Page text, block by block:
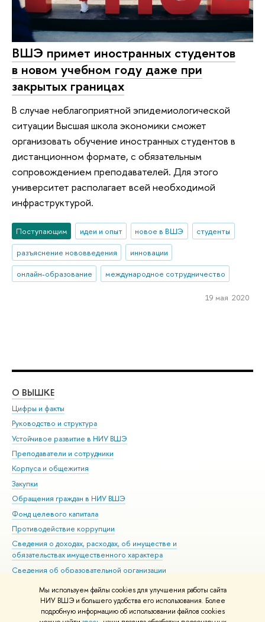
Мы используем файлы cookies для улучшения работы сайта
НИУ ВШЭ и большего удобства его использования. Более
подробную информацию об использовании файлов cookies
ВШЭ примет иностранных студентов
в новом учебном году даже при
закрытых границах
В случае неблагоприятной эпидемиологической
ситуации Высшая школа экономики сможет
организовать обучение иностранных студентов в
дистанционном формате, с обязательным
сопровождением преподавателей. Для этого
университет располагает всей необходимой
инфраструктурой.
Поступающим идеи и опыт новое в ВШЭ
студенты
разъяснение нововведения
инновации
онлайн-образование
международное сотрудничество
19 мая 2020
О ВЫШКЕ
Цифры и факты
Руководство и структура
Устойчивое развитие в НИУ ВШЭ
Преподаватели и сотрудники
Корпуса и общежития
Закупки
Обращения граждан в НИУ ВШЭ
Фонд целевого капитала
Противодействие коррупции
Сведения о доходах, расходах, об имуществе и
обязательствах имущественного характера
Сведения об образовательной организации
Людям с ограниченными возможностями здоровья
Единая платежная страница
Работа в Вышке